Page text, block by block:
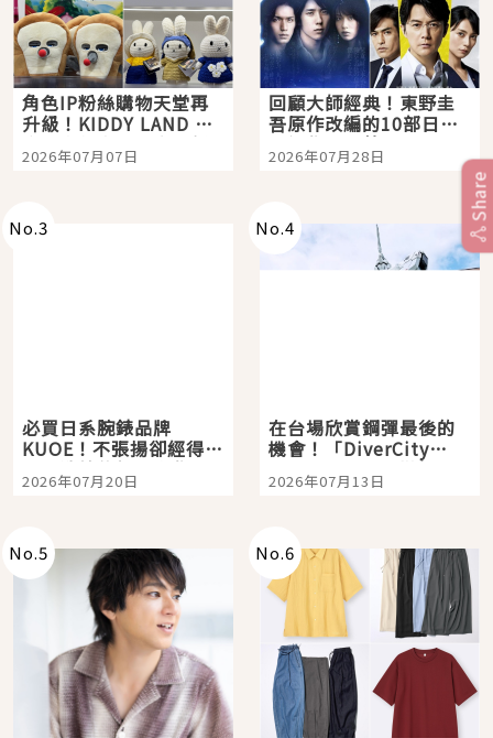
角色IP粉絲購物天堂再
升級！KIDDY LAND 原
宿店吉伊卡哇迎客，新
開幕 OMOKADO 店3分
2026年07月07日
回顧大師經典！東野圭
吾原作改編的10部日本
影視作品推薦
2026年07月28日
No.3
必買日系腕錶品牌
KUOE！不張揚卻經得起
時間洗鍊的經典之作五
選
2026年07月20日
No.4
在台場欣賞鋼彈最後的
機會！「DiverCity
Tokyo Plaza」搭船、
購物、美食及夜景，一
2026年07月13日
No.5 No.6
Share